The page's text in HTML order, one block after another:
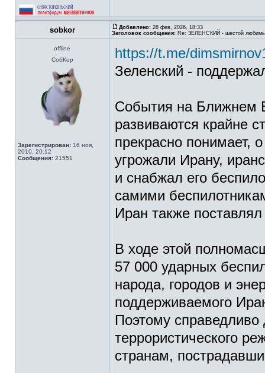
sobkor Добавлено: 28 фев, 2026, 18:33
Заголовок сообщения: Re: ЗЕЛЕНСКИЙ - шестой
offline
СобКор
Зарегистрирован: 16 ноя,
2010, 20:12
Сообщения: 21551
https://t.me/
Зеленский -
События на Ближнем
развиваются крайне
прекрасно понимает,
угрожали Ирану,
и снабжал его
самими
Иран также
В ходе этой
57 000 ударных
народа, городов и
поддерживаемого
Поэтому справедливо
террористического
странам,